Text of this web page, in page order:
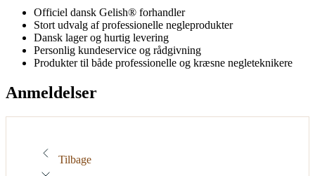
Officiel dansk Gelish® forhandler
Stort udvalg af professionelle negleprodukter
Dansk lager og hurtig levering
Personlig kundeservice og rådgivning
Produkter til både professionelle og kræsne negleteknikere
Anmeldelser
Tilbage